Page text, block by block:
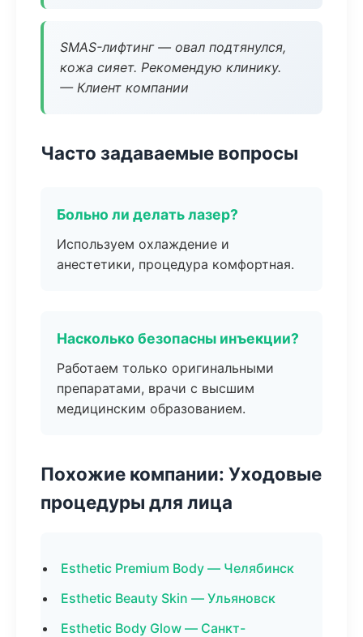
SMAS-лифтинг — овал подтянулся,
кожа сияет. Рекомендую клинику.
— Клиент компании
Часто задаваемые вопросы
Больно ли делать лазер?
Используем охлаждение и
анестетики, процедура комфортная.
Насколько безопасны инъекции?
Работаем только оригинальными
препаратами, врачи с высшим
медицинским образованием.
Похожие компании: Уходовые
процедуры для лица
Esthetic Premium Body — Челябинск
Esthetic Beauty Skin — Ульяновск
Esthetic Body Glow — Санкт-